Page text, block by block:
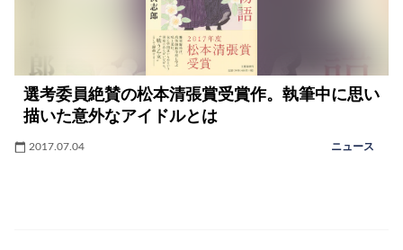
選考委員絶賛の松本清張賞受賞作。執筆中に思い
描いた意外なアイドルとは
2017.07.04 ニュース